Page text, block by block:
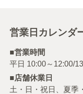
営業日カレンダ
■営業時間
■店舗休業日
土・日・祝日、夏季